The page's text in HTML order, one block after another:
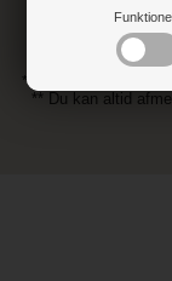
* Ved at tilmelde dig
** Du kan altid